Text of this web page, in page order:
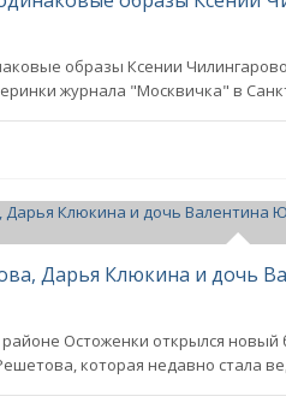
образы Ксении
журнала "Москвичка" в
Остоженки открылся новый
которая недавно стала